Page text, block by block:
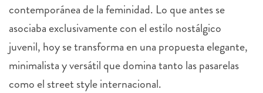
contemporánea de la feminidad. Lo que antes se
asociaba exclusivamente con el estilo nostálgico
juvenil, hoy se transforma en una propuesta elegante,
minimalista y versátil que domina tanto las pasarelas
como el street style internacional.